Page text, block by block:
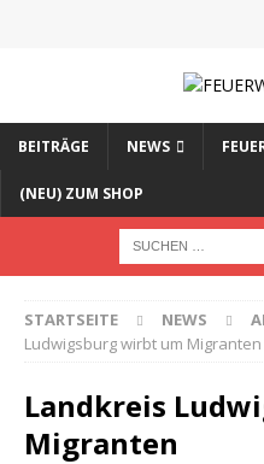
BEITRÄGE NEWS
(NEU) ZUM SHOP
STARTSEITE NEWS
Ludwigsburg wirbt um Migranten
Landkreis
Migranten